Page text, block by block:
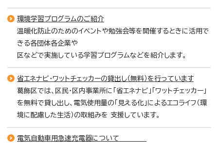
環境学習プログラムのご紹介
温暖化防止のためのイベントや勉強会等を開催するときに活用で
きる各団体各企業や
区などで実施している学習プログラムなどを紹介します。
省エネナビ・ワットチェッカーの貸出し（無料）を行っています
葛飾区では、区民・区内事業所に「省エネナビ」「ワットチェッカー」
を無料で貸し出し、電気使用量の「見える化」によるエコライフ（環
境に配慮した生活）の取組みを 支援しています。
電気自動車用急速充電器について